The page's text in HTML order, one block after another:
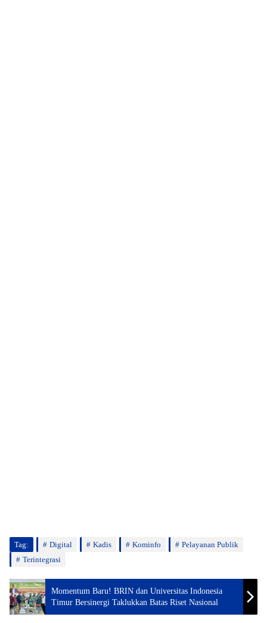
Tag: Digital Kadis Kominfo
Pelayanan Publik
Terintegrasi
Momentum Baru! BRIN dan Universitas Indonesia
Timur Bersinergi Taklukkan Batas Riset Nasional